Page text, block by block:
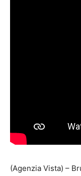
(Agenzia Vista) –